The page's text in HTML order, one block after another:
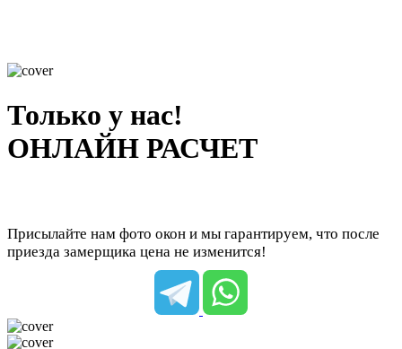
Только у нас!
ОНЛАЙН РАСЧЕТ
Присылайте нам фото окон и мы гарантируем, что после
приезда замерщика цена не изменится!